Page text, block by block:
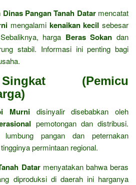
Dinas Pangan Tanah Datarmencatat
mengalami kenaikan kecil sebesar
harga Beras Sokan dan
stabil. Informasi ini penting bagi
(Pemicu
Murni disinyalir disebabkan oleh
pemotongan dan distribusi.
pangan dan peternakan
permintaan regional.
Datarmenyatakan bahwa beras
diproduksi di daerah ini harganya